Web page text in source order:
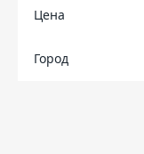
Цена
Город